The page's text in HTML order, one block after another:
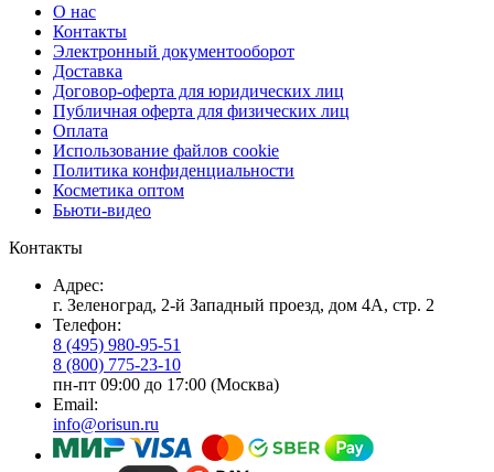
О нас
Контакты
Электронный документооборот
Доставка
Договор-оферта для юридических лиц
Публичная оферта для физических лиц
Оплата
Использование файлов cookie
Политика конфиденциальности
Косметика оптом
Бьюти-видео
Контакты
Адрес:
г. Зеленоград, 2-й Западный проезд, дом 4А, стр. 2
Телефон:
8 (495) 980-95-51
8 (800) 775-23-10
пн-пт 09:00 до 17:00 (Москва)
Email:
info@orisun.ru